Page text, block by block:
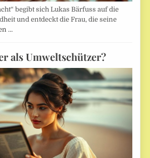
begibt sich Lukas Bärfuss auf die
und entdeckt die Frau, die seine
…
als Umweltschützer?